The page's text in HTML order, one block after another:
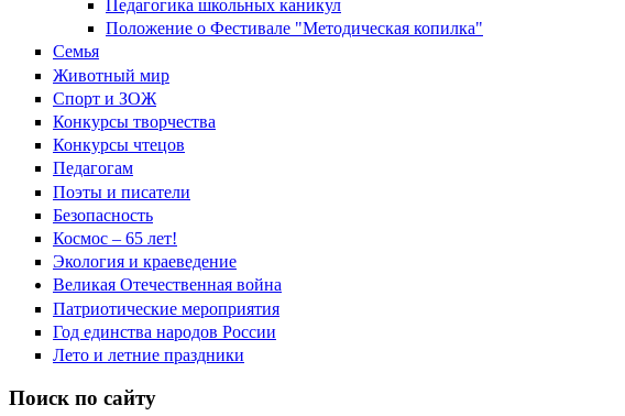
Педагогика школьных каникул
Положение о Фестивале "Методическая копилка"
Семья
Животный мир
Спорт и ЗОЖ
Конкурсы творчества
Конкурсы чтецов
Педагогам
Поэты и писатели
Безопасность
Космос – 65 лет!
Экология и краеведение
Великая Отечественная война
Патриотические мероприятия
Год единства народов России
Лето и летние праздники
Поиск по сайту